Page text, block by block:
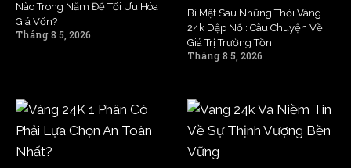
Nào Trong Năm Để Tối Ưu Hóa
Giá Vốn?
Tháng 8 5, 2026
Bí Mật Sau Những Thỏi Vàng
24k Dập Nổi: Câu Chuyện Về
Giá Trị Trường Tồn
Tháng 8 5, 2026